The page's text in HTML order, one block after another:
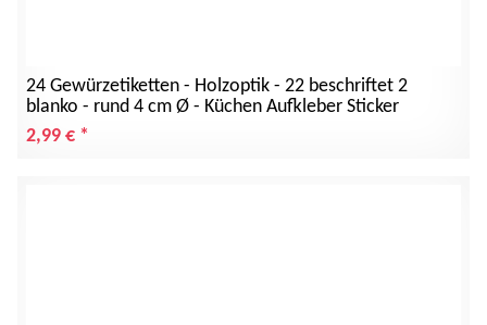
24 Gewürzetiketten - Holzoptik - 22 beschriftet 2
blanko - rund 4 cm Ø - Küchen Aufkleber Sticker
2,99 € *